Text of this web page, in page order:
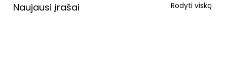
Naujausi įrašai Rodyti viską